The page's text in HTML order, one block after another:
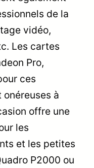
de la
vidéo,
Les cartes
Pro,
ces
à
offre une
les
et les petites
P2000 ou